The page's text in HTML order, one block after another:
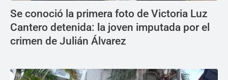
Se conoció la primera foto de Victoria Luz
Cantero detenida: la joven imputada por el
crimen de Julián Álvarez